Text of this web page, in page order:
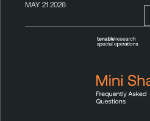
MAY 21 2026